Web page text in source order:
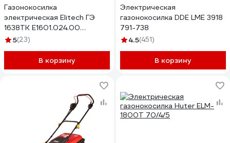
Газонокосилка
электрическая Elitech ГЭ
1638ТК E1601.024.00
205490
5(23)
В корзину
Электрическая
газонокосилка DDE LME 3918
791-738
4.5(451)
В корзину